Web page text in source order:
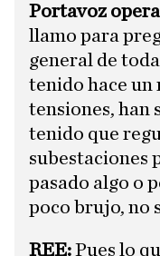
Portavoz
llamo para
general de
tenido hace un
tensiones, han
tenido que
subestaciones
pasado algo o
poco brujo, no
REE:Pues lo